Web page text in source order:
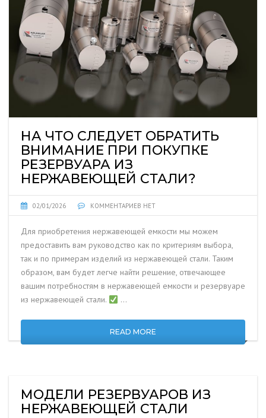
НА ЧТО СЛЕДУЕТ ОБРАТИТЬ
ВНИМАНИЕ ПРИ ПОКУПКЕ
РЕЗЕРВУАРА ИЗ
НЕРЖАВЕЮЩЕЙ СТАЛИ?
02/01/2026 КОММЕНТАРИЕВ НЕТ
Для приобретения нержавеющей емкости мы можем
предоставить вам руководство как по критериям выбора,
так и по примерам изделий из нержавеющей стали. Таким
образом, вам будет легче найти решение, отвечающее
вашим потребностям в нержавеющей емкости и резервуаре
из нержавеющей стали.
…
READ MORE
МОДЕЛИ РЕЗЕРВУАРОВ ИЗ
НЕРЖАВЕЮЩЕЙ СТАЛИ